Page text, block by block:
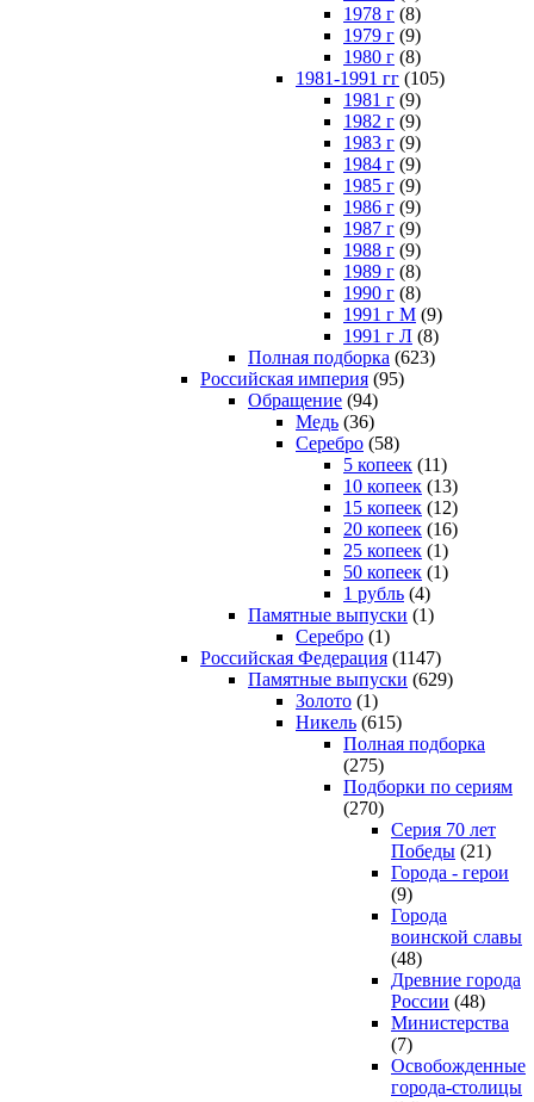
1978 г (8)
1979 г (9)
1980 г (8)
1981-1991 гг (105)
1981 г (9)
1982 г (9)
1983 г (9)
1984 г (9)
1985 г (9)
1986 г (9)
1987 г (9)
1988 г (9)
1989 г (8)
1990 г (8)
1991 г М (9)
1991 г Л (8)
Полная подборка (623)
Российская империя (95)
Обращение (94)
Медь (36)
Серебро (58)
5 копеек (11)
10 копеек (13)
15 копеек (12)
20 копеек (16)
25 копеек (1)
50 копеек (1)
1 рубль (4)
Памятные выпуски (1)
Серебро (1)
Российская Федерация (1147)
Памятные выпуски (629)
Золото (1)
Никель (615)
Полная подборка
(275)
Подборки по сериям
(270)
Серия 70 лет
Победы (21)
Города - герои
(9)
Города
воинской славы
(48)
Древние города
России (48)
Министерства
(7)
Освобожденные
города-столицы